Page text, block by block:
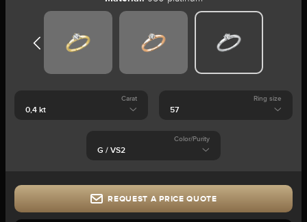
Carat Ring size
Color/Purity
REQUEST A PRICE QUOTE